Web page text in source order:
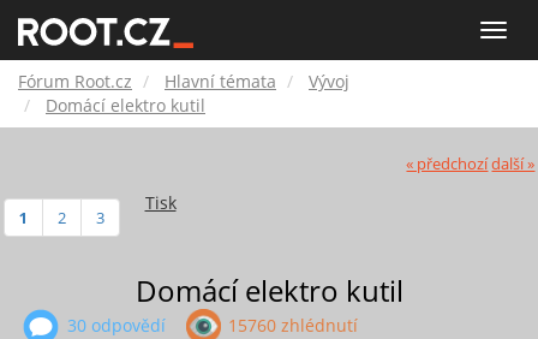
Toggle
Root.cz
Fórum Root.cz Hlavní témata
Vývoj
Domácí elektro kutil
« předchozídalší »
Tisk
1 2 3
Domácí elektro kutil
30 odpovědí 15760 zhlédnutí